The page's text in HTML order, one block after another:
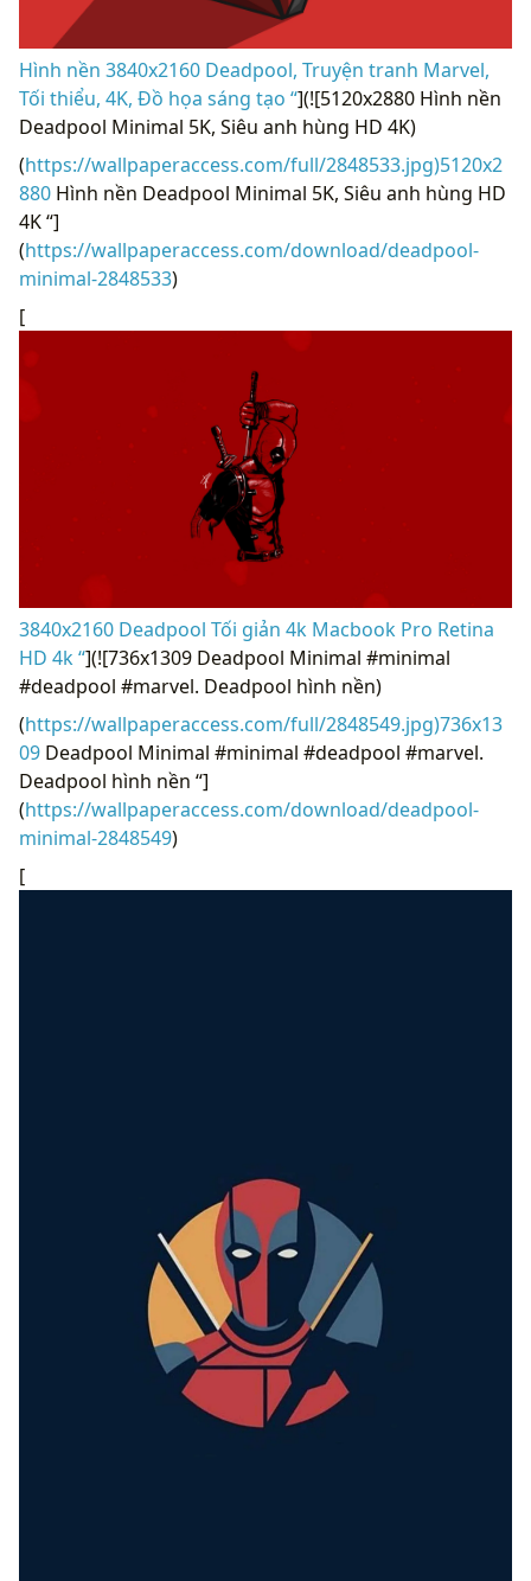
Hình nền 3840x2160 Deadpool, Truyện tranh Marvel,
Tối thiểu, 4K, Đồ họa sáng tạo “](![5120x2880 Hình nền
Deadpool Minimal 5K, Siêu anh hùng HD 4K)
(https://wallpaperaccess.com/full/2848533.jpg)5120x2
880 Hình nền Deadpool Minimal 5K, Siêu anh hùng HD
4K “]
(https://wallpaperaccess.com/download/deadpool-
minimal-2848533)
[
3840x2160 Deadpool Tối giản 4k Macbook Pro Retina
HD 4k “](![736x1309 Deadpool Minimal #minimal
#deadpool #marvel. Deadpool hình nền)
(https://wallpaperaccess.com/full/2848549.jpg)736x13
09 Deadpool Minimal #minimal #deadpool #marvel.
Deadpool hình nền “]
(https://wallpaperaccess.com/download/deadpool-
minimal-2848549)
[